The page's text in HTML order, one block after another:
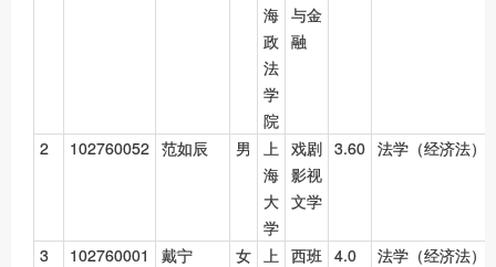
海
政
法
学
院
与金
融
2 102760052 范如辰 男
上
海
大
学
戏剧
影视
文学
3.60 法学（经济法）
3 102760001 戴宁 女
上 西班 4.0 法学（经济法）